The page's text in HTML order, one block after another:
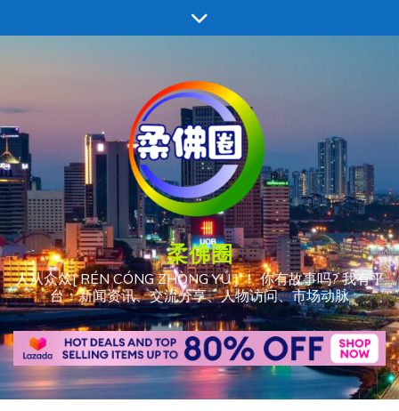
至
柔佛圈
人从众𠈌[ RÉN CÓNG ZHÒNG YÚ ] ！ 你有故事吗? 我有平
台：新闻资讯、交流分享、人物访问、市场动脉